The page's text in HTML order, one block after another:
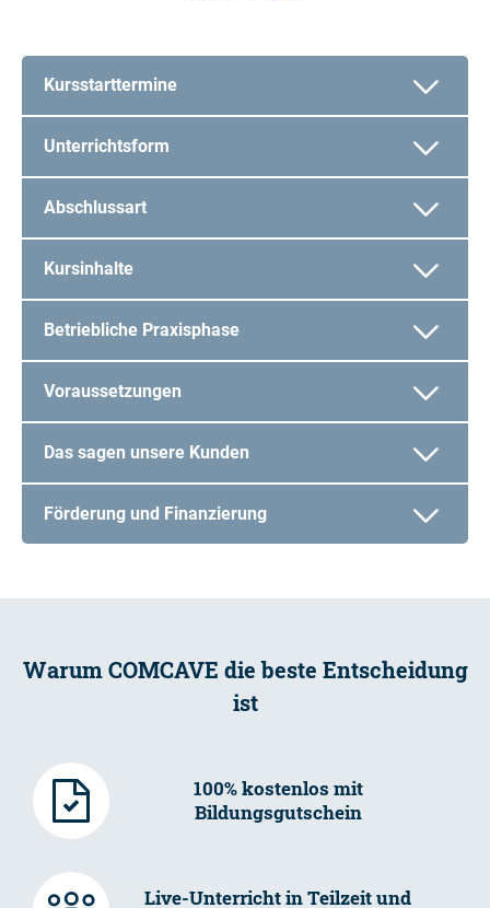
Kursstarttermine
Unterrichtsform
Abschlussart
Kursinhalte
Betriebliche Praxisphase
Voraussetzungen
Das sagen unsere Kunden
Förderung und Finanzierung
Warum COMCAVE die beste Entscheidung
ist
100% kostenlos mit
Bildungsgutschein
Live-Unterricht in Teilzeit und